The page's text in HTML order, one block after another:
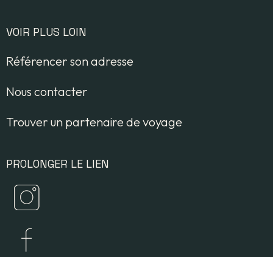
VOIR PLUS LOIN
Référencer son adresse
Nous contacter
Trouver un partenaire de voyage
PROLONGER LE LIEN